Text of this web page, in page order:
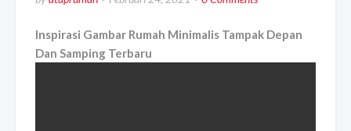
Inspirasi Gambar Rumah Minimalis Tampak Depan
Dan Samping Terbaru